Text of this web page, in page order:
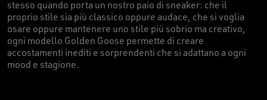
stesso quando porta un nostro paio di sneaker: che il
proprio stile sia più classico oppure audace, che si voglia
osare oppure mantenere uno stile più sobrio ma creativo,
ogni modello Golden Goose permette di creare
accostamenti inediti e sorprendenti che si adattano a ogni
mood e stagione.